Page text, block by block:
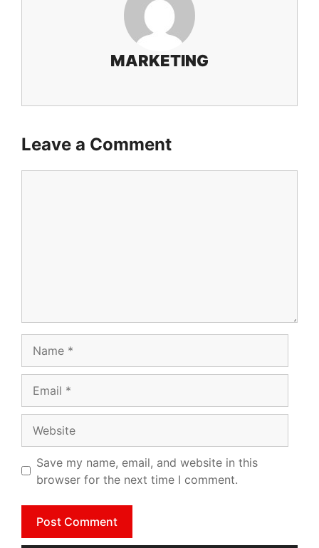
MARKETING
Leave a Comment
Save my name, email, and website in this
browser for the next time I comment.